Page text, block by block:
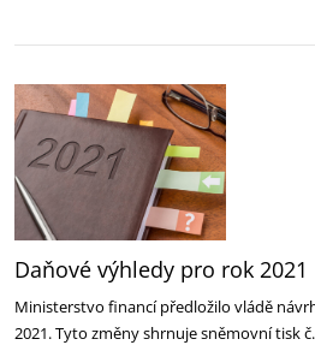
Daňové výhledy pro rok 2021
Ministerstvo financí předložilo vládě
2021. Tyto změny shrnuje sněmovní tisk